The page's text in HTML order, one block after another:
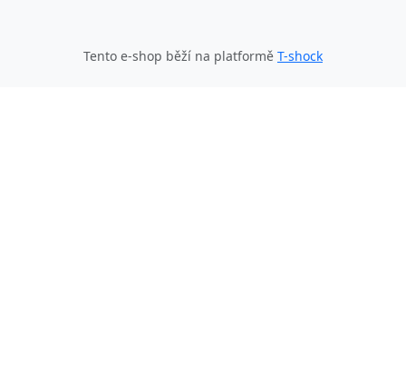
Tento e-shop běží na platformě T-shock